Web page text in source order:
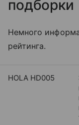
подборки
Немного
рейтинга.
HOLA HD005